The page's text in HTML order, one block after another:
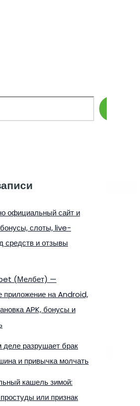
официальный сайт и
слоты, live-
средств и отзывы
(Мелбет) —
приложение на Android,
APK, бонусы и
деле разрушает брак
и привычка молчать
кашель зимой:
или признак